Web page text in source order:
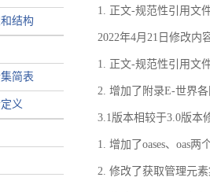
结构
简表
义
1. 正文-规范性引用文
2022年4月21日修改内
1. 正文-规范性引用文
2. 增加了附录E-世界
3.1版本相较于3.0版本
1. 增加了oases、oas
2. 修改了获取管理元